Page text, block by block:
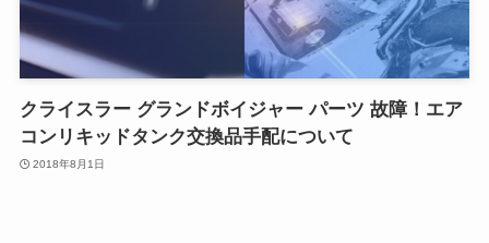
クライスラー グランドボイジャー パーツ 故障！エア
コンリキッドタンク交換品手配について
2018年8月1日